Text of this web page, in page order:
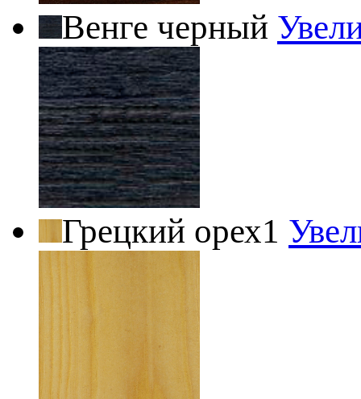
Венге черный
Грецкий орех1